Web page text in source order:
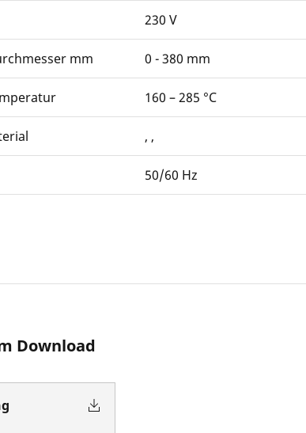
230 V
mm 0 - 380 mm
160 – 285 °C
, ,
50/60 Hz
Download